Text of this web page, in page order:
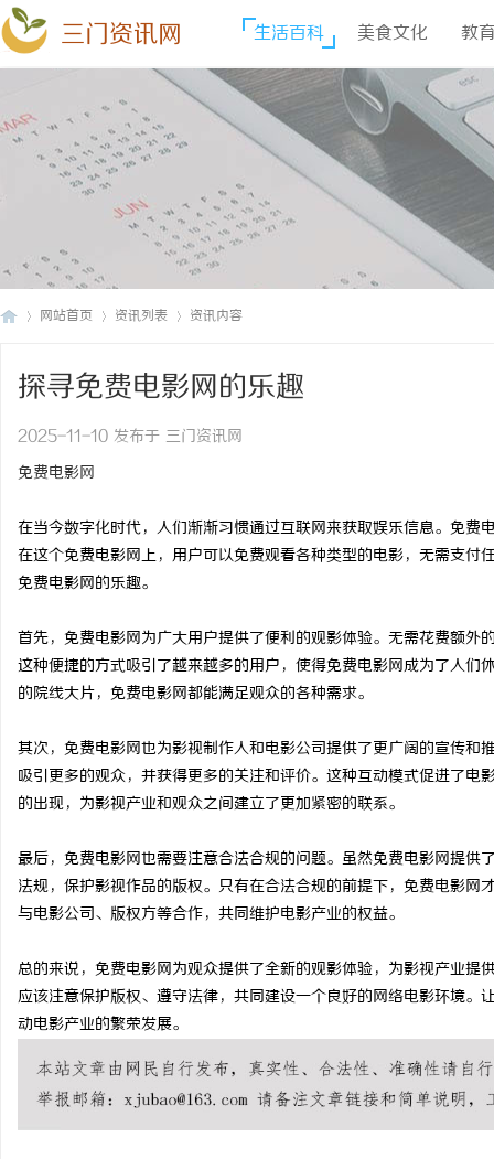
三门资讯网 生活百科 美食文化 教
网站首页 资讯列表 资讯内容
探寻免费电影网的乐趣
2025-11-10 发布于 三门资讯网
免费电影网
在当今数字化时代，人们渐渐习惯通过互联网来获取娱乐信息。免
在这个免费电影网上，用户可以免费观看各种类型的电影，无需支
免费电影网的乐趣。
首先，免费电影网为广大用户提供了便利的观影体验。无需花费额
这种便捷的方式吸引了越来越多的用户，使得免费电影网成为了人
的院线大片，免费电影网都能满足观众的各种需求。
其次，免费电影网也为影视制作人和电影公司提供了更广阔的宣传
吸引更多的观众，并获得更多的关注和评价。这种互动模式促进了
的出现，为影视产业和观众之间建立了更加紧密的联系。
最后，免费电影网也需要注意合法合规的问题。虽然免费电影网提
法规，保护影视作品的版权。只有在合法合规的前提下，免费电影
与电影公司、版权方等合作，共同维护电影产业的权益。
总的来说，免费电影网为观众提供了全新的观影体验，为影视产业
应该注意保护版权、遵守法律，共同建设一个良好的网络电影环境
动电影产业的繁荣发展。